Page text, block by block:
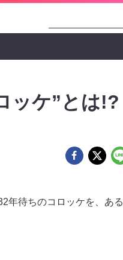
ッケ”とは!?
年待ちのコロッケを、ある